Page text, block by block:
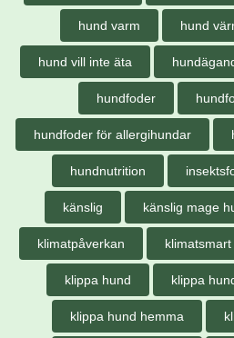
hund varm hund
hund vill inte äta
hundfoder
hundfoder för allergihundar
hundnutrition
känslig känslig mage
klimatpåverkan klimatsmart
klippa hund klippa
klippa hund hemma